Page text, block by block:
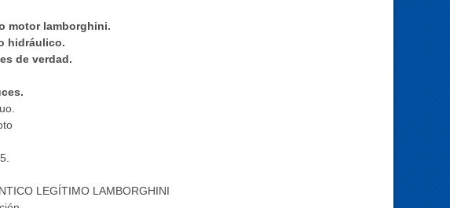
motor lamborghini.
hidráulico.
de verdad.
LEGÍTIMO LAMBORGHINI